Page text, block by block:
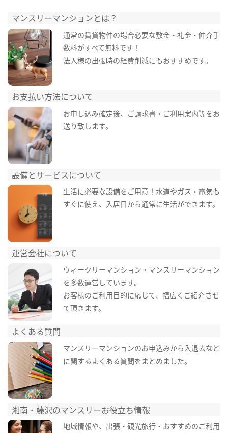
マンスリーマンションとは？
通常の賃貸物件の場合必要な敷金・礼金・仲介手
数料がすべて無料です！
法人様の出張時の経費削減にもおすすめです。
お支払い方法について
お申し込み確定後、ご請求書・ご利用案内等をお
送り致します。
設備とサービスについて
生活に必要な設備をご用意！水道やガス・電気も
すぐに使え、入居日から通常に生活ができます。
運営会社について
ウィークリーマンション・マンスリーマンション
を多数運営しています。
お客様のご利用目的に応じて、幅広くご紹介させ
て頂きます。
よくある質問
マンスリーマンションのお申込みから入退去など
に関するよくある質問をまとめました。
湘南・藤沢のマンスリーお役立ち情報
地域情報や、出張・観光旅行・おすすめのご利用